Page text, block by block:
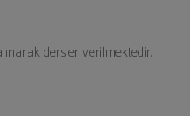
dersler verilmektedir.